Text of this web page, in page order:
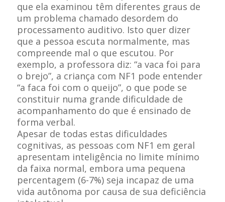
que ela examinou têm diferentes graus de
um problema chamado desordem do
processamento auditivo. Isto quer dizer
que a pessoa escuta normalmente, mas
compreende mal o que escutou. Por
exemplo, a professora diz: “a vaca foi para
o brejo”, a criança com NF1 pode entender
“a faca foi com o queijo”, o que pode se
constituir numa grande dificuldade de
acompanhamento do que é ensinado de
forma verbal.
Apesar de todas estas dificuldades
cognitivas, as pessoas com NF1 em geral
apresentam inteligência no limite mínimo
da faixa normal, embora uma pequena
percentagem (6-7%) seja incapaz de uma
vida autônoma por causa de sua deficiência